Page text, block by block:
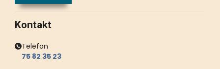
Kontakt
Telefon
75 82 35 23